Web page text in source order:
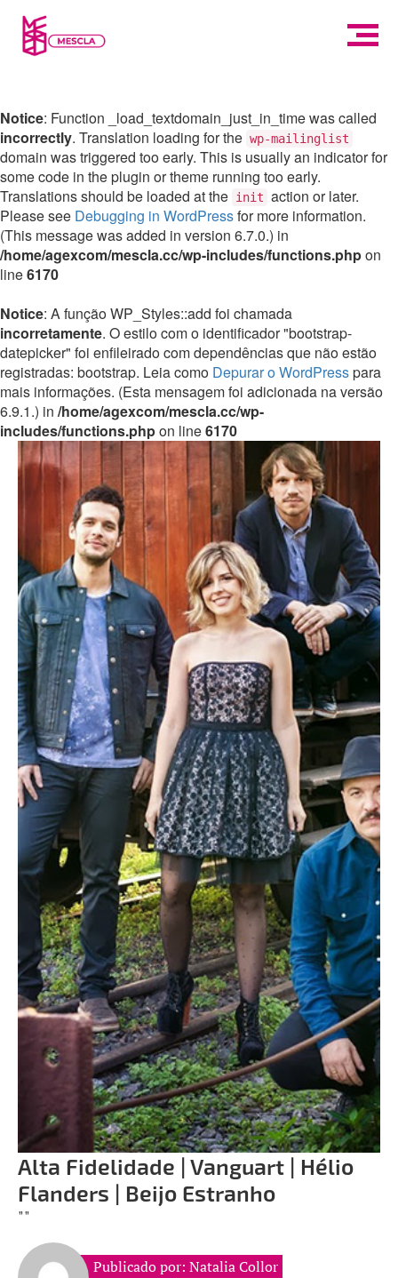
Notice: Function _load_textdomain_just_in_time was called
incorrectly. Translation loading for the wp-mailinglist
domain was triggered too early. This is usually an indicator for
some code in the plugin or theme running too early.
Translations should be loaded at the init action or later.
Please see Debugging in WordPressfor more information.
(This message was added in version 6.7.0.) in
/home/agexcom/mescla.cc/wp-includes/functions.phpon
line6170
Notice: A função WP_Styles::add foi chamada
incorretamente. O estilo com o identificador "bootstrap-
datepicker" foi enfileirado com dependências que não estão
registradas: bootstrap. Leia como Depurar o WordPresspara
mais informações. (Esta mensagem foi adicionada na versão
6.9.1.) in /home/agexcom/mescla.cc/wp-
includes/functions.phpon line6170
Alta Fidelidade | Vanguart | Hélio
Flanders | Beijo Estranho
""
Publicado por: Natalia Collor